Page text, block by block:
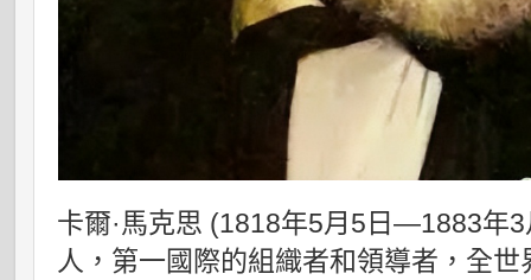
卡爾·馬克思 (1818年5月5日—1883年
人，第一國際的組織者和領導者，全